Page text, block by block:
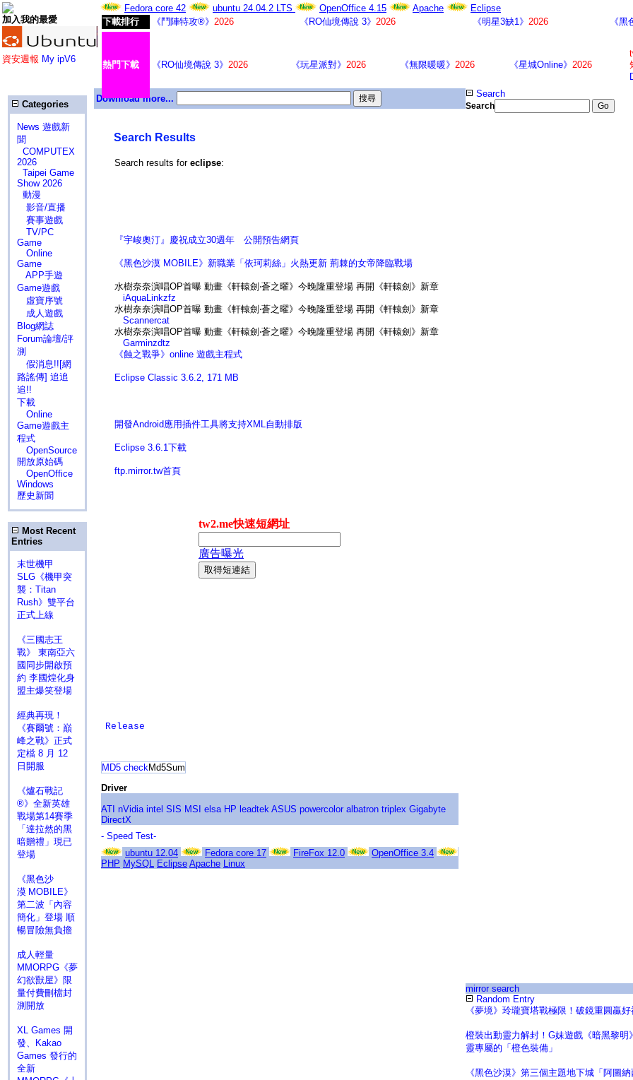
加入我的最愛
資安週報 My ipV6
Fedora core 42 ubuntu 24.04.2 LTS OpenOffice 4.15 Apache
Eclipse
下載排行
《鬥陣特攻®》 2026 《RO仙境傳說 3》 2026 《明星3缺1》 2026 《黑
熱門下載 《RO仙境傳說 3》 2026 《玩星派對》 2026 《無限暖暖》 2026 《星城Online》 2026
Categories
News 遊戲新
聞
COMPUTEX
2026
Taipei Game
Show 2026
動漫
影音/直播
賽事遊戲
TV/PC
Game
Online
Game
APP手遊
Game遊戲
虛寶序號
成人遊戲
Blog網誌
Forum論壇/評
測
假消息!![網
路謠傳] 追追
追!!
下載
Online
Game遊戲主
程式
OpenSource
開放原始碼
OpenOffice
Windows
歷史新聞
Most Recent
Entries
末世機甲
SLG《機甲突
襲：Titan
Rush》雙平台
正式上線
《三國志王
戰》 東南亞六
國同步開啟預
約 李國煌化身
盟主爆笑登場
經典再現！
《賽爾號：巔
峰之戰》正式
定檔 8 月 12
日開服
《爐石戰記
®》全新英雄
戰場第14賽季
「達拉然的黑
暗贈禮」現已
登場
《黑色沙
漠 MOBILE》
第二波「內容
簡化」登場 順
暢冒險無負擔
成人輕量
MMORPG《夢
幻欲獸屋》限
量付費刪檔封
測開放
XL Games 開
發、Kakao
Games 發行的
全新
Download more...
Search Results
Search results for eclipse:
『宇峻奧汀』慶祝成立30週年 公開預告網頁
《黑色沙漠 MOBILE》新職業「依珂莉絲」火熱更新 荊棘的女帝降臨戰場
水樹奈奈演唱OP首曝 動畫《軒轅劍‧蒼之曜》今晚隆重登場 再開《軒轅劍》新章
iAquaLinkzfz
水樹奈奈演唱OP首曝 動畫《軒轅劍‧蒼之曜》今晚隆重登場 再開《軒轅劍》新章
Scannercat
水樹奈奈演唱OP首曝 動畫《軒轅劍‧蒼之曜》今晚隆重登場 再開《軒轅劍》新章
Garminzdtz
《蝕之戰爭》online 遊戲主程式
Eclipse Classic 3.6.2, 171 MB
開發Android應用插件工具將支持XML自動排版
Eclipse 3.6.1下載
ftp.mirror.tw首頁
Release
MD5 checkMd5Sum
Driver
ATI nVidia intel SIS MSI elsa HP leadtek ASUS powercolor albatron triplex Gigabyte
DirectX
- Speed Test-
ubuntu 12.04
Fedora core 17 FireFox 12.0
OpenOffice 3.4
PHP MySQL Eclipse Apache Linux
Search
Search
mirror search
Random Entry
《夢境》玲瓏寶塔戰極限！破鏡重圓贏好
橙裝出動靈力解封！G妹遊戲《暗黑黎明
靈專屬的「橙色裝備」
《黑色沙漠》第三個主題地下城「阿圖